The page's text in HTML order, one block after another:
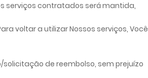
serviços contratados será mantida,
voltar a utilizar Nossos serviços, Você
de reembolso, sem prejuízo